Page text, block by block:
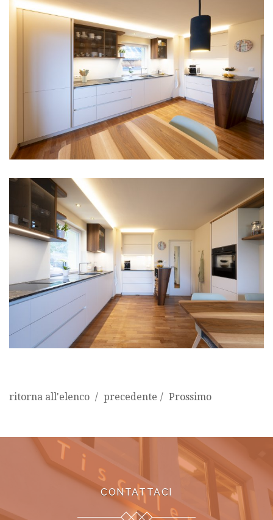
ritorna all'elenco precedente Prossimo
CONTATTACI